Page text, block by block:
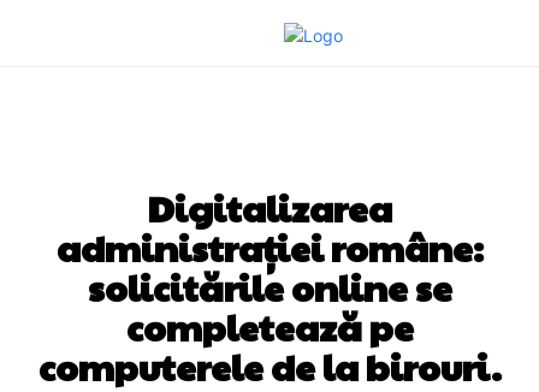
Digitalizarea
administrației române:
solicitările online se
completează pe
computerele de la birouri.